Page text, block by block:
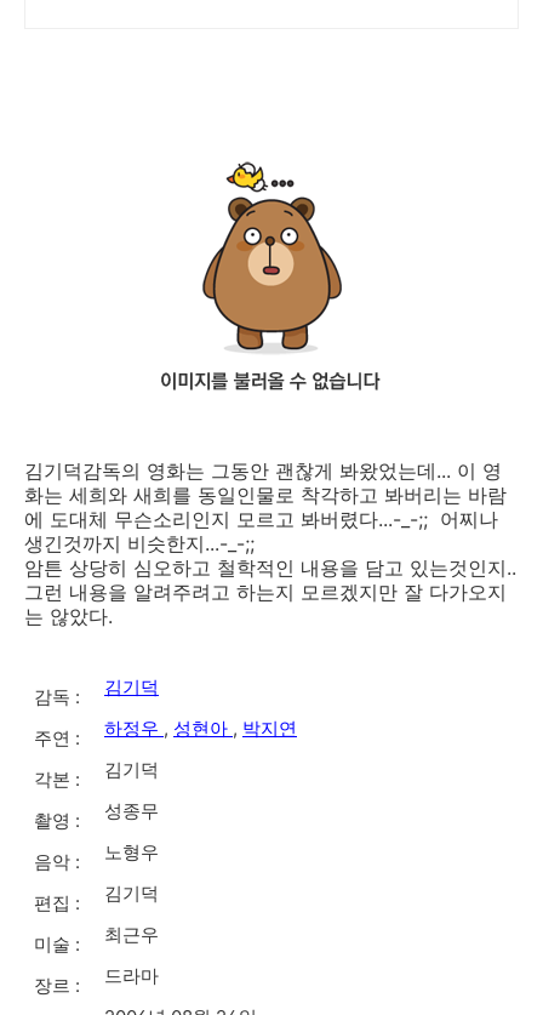
김기덕감독의 영화는 그동안 괜찮게 봐왔었는데... 이 영
화는 세희와 새희를 동일인물로 착각하고 봐버리는 바람
에 도대체 무슨소리인지 모르고 봐버렸다...-_-;; 어찌나
생긴것까지 비슷한지...-_-;;
암튼 상당히 심오하고 철학적인 내용을 담고 있는것인지..
그런 내용을 알려주려고 하는지 모르겠지만 잘 다가오지
는 않았다.
감독 : 김기덕
주연 : 하정우 , 성현아 , 박지연
각본 : 김기덕
촬영 : 성종무
음악 : 노형우
편집 : 김기덕
미술 : 최근우
장르 : 드라마